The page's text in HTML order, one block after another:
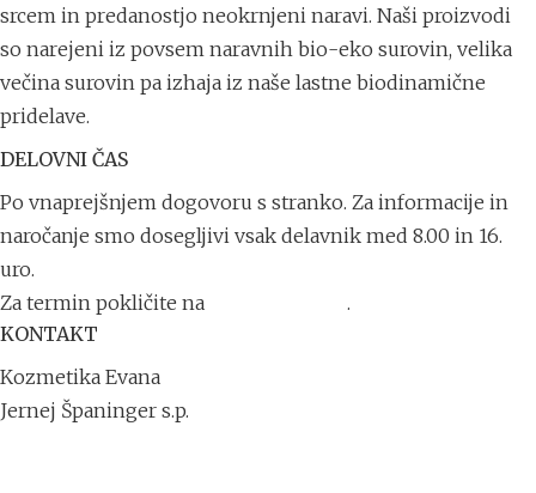
srcem in predanostjo neokrnjeni naravi. Naši proizvodi
so narejeni iz povsem naravnih bio-eko surovin, velika
večina surovin pa izhaja iz naše lastne biodinamične
pridelave.
DELOVNI ČAS
Po vnaprejšnjem dogovoru s stranko. Za informacije in
naročanje smo dosegljivi vsak delavnik med 8.00 in 16.
uro.
Za termin pokličite na
.
KONTAKT
Kozmetika Evana
Jernej Španinger s.p.